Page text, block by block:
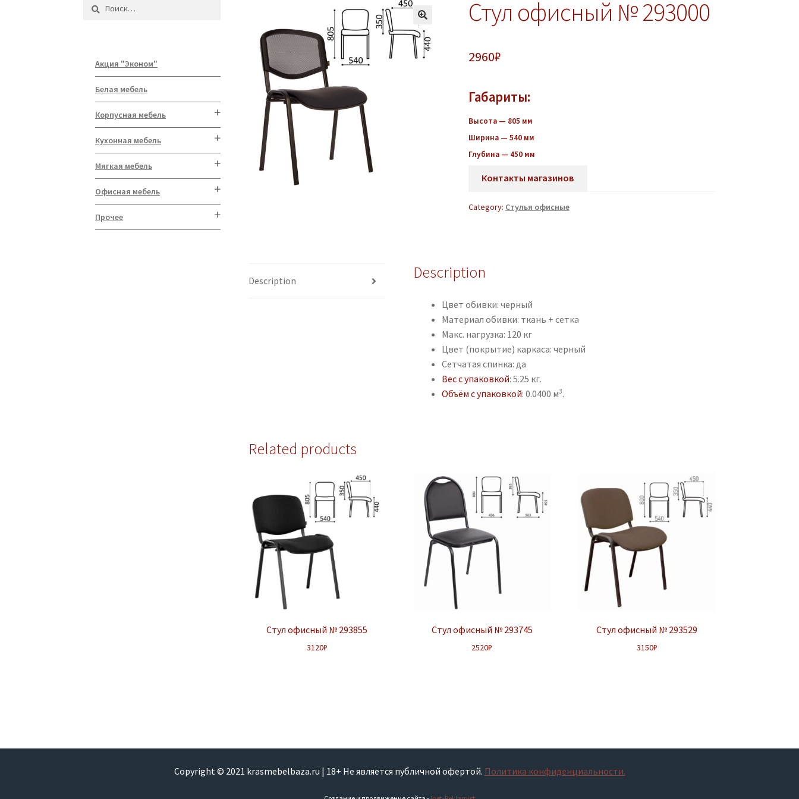
Стул офисный № 293000
2960₽
Габариты:
Высота — 805 мм
Ширина — 540 мм
Глубина — 450 мм
Контакты магазинов
Category: Стулья офисные
Description Description
Цвет обивки: черный
Материал обивки: ткань + сетка
Макс. нагрузка: 120 кг
Цвет (покрытие) каркаса: черный
Сетчатая спинка: да
Вес с упаковкой: 5.25 кг.
Объём с упаковкой: 0.0400 м3.
Related products
Стул офисный № 293855
3120₽
Стул офисный № 293745
2520₽
Стул офисный № 293529
3150₽
Найти:
Акция "Эконом"
Белая мебель
Корпусная мебель
Кухонная мебель
Мягкая мебель
Офисная мебель
Прочее
Copyright © 2021 krasmebelbaza.ru | 18+ Не является публичной офертой. Политика конфиденциальности.